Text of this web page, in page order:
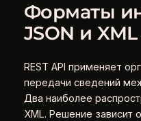
Форматы
JSON и XML
REST API применяет
передачи сведений
Два наиболее
XML. Решение зависит